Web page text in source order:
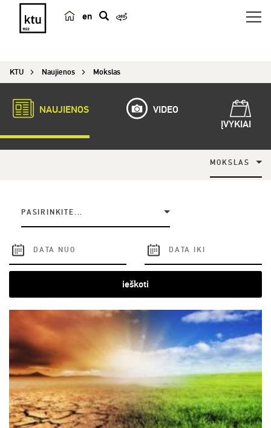
en
e
KTU Naujienos Mokslas
NAUJIENOS
VIDEO
ĮVYKIAI
MOKSLAS
PASIRINKITE...
ieškoti